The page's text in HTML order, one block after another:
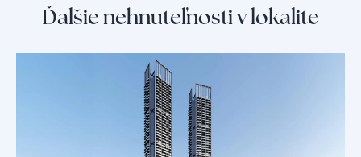
Ďalšie nehnuteľnosti v lokalite